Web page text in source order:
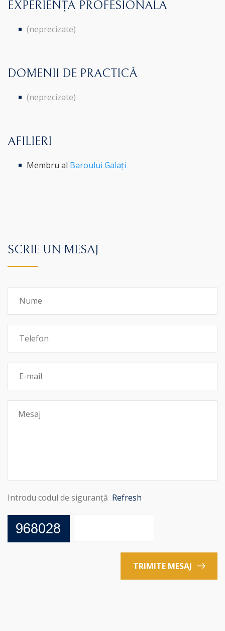
EXPERIENȚĂ PROFESIONALĂ
(neprecizate)
DOMENII DE PRACTICĂ
(neprecizate)
AFILIERI
Membru al Baroului Galați
SCRIE UN MESAJ
Introdu codul de siguranță Refresh
TRIMITE MESAJ